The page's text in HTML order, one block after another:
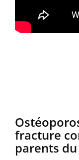
fracture
parents